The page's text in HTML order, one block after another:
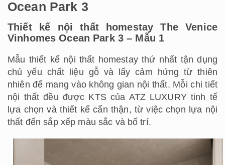
Ocean Park 3
Thiết kế nội thất homestay The Venice
Vinhomes Ocean Park 3 – Mẫu 1
Mẫu thiết kế nội thất homestay thứ nhất tận dụng
chủ yếu chất liệu gỗ và lấy cảm hứng từ thiên
nhiên để mang vào không gian nội thất. Mỗi chi tiết
nội thất đều được KTS của ATZ LUXURY tinh tế
lựa chọn và thiết kế cẩn thận, từ việc chọn lựa nội
thất đến sắp xếp màu sắc và bố trí.